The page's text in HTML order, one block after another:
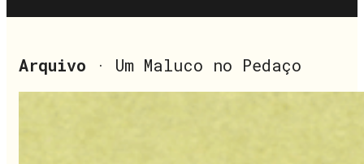
Arquivo · Um Maluco no Pedaço